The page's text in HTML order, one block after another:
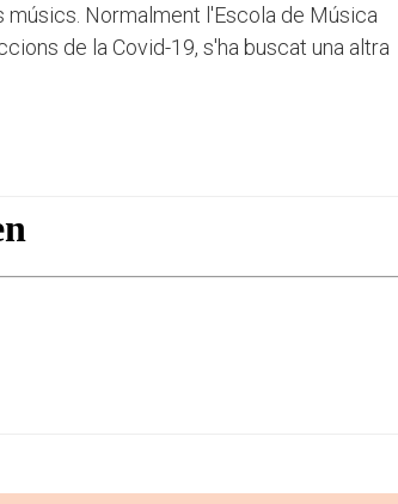
Normalment l'Escola de Música
de la Covid-19, s'ha buscat una altra